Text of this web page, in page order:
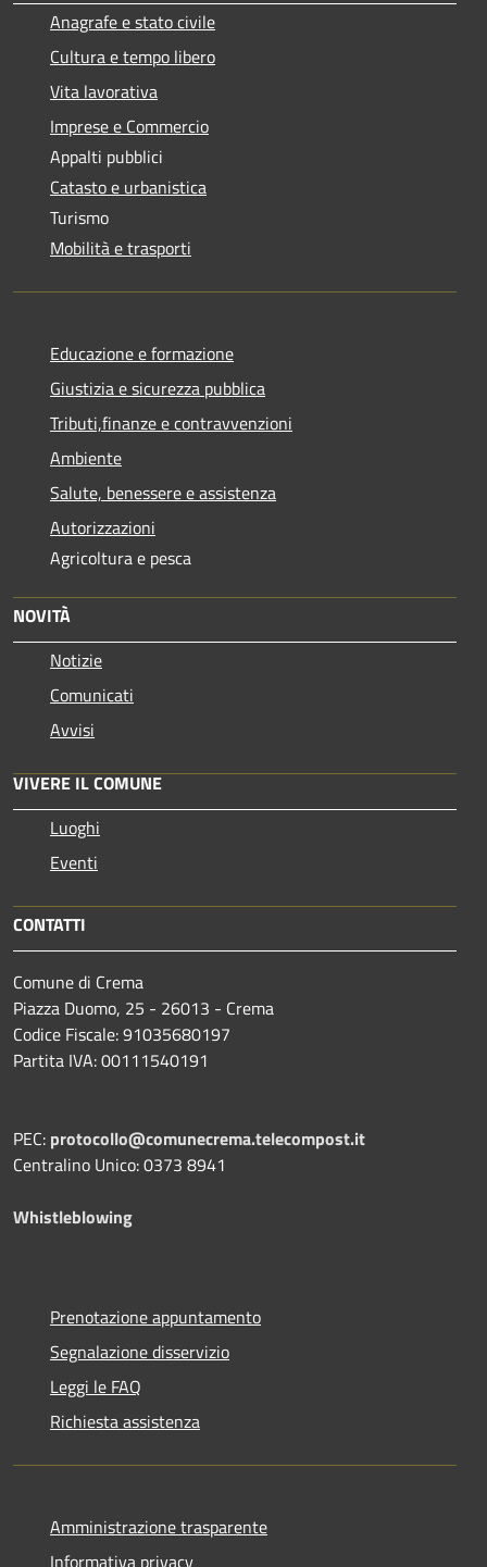
Anagrafe e stato civile
Cultura e tempo libero
Vita lavorativa
Imprese e Commercio
Appalti pubblici
Catasto e urbanistica
Turismo
Mobilità e trasporti
Educazione e formazione
Giustizia e sicurezza pubblica
Tributi,finanze e contravvenzioni
Ambiente
Salute, benessere e assistenza
Autorizzazioni
Agricoltura e pesca
NOVITÀ
Notizie
Comunicati
Avvisi
VIVERE IL COMUNE
Luoghi
Eventi
CONTATTI
Comune di Crema
Piazza Duomo, 25 - 26013 - Crema
Codice Fiscale: 91035680197
Partita IVA: 00111540191
PEC: protocollo@comunecrema.telecompost.it
Centralino Unico: 0373 8941
Whistleblowing
Prenotazione appuntamento
Segnalazione disservizio
Leggi le FAQ
Richiesta assistenza
Amministrazione trasparente
Informativa privacy